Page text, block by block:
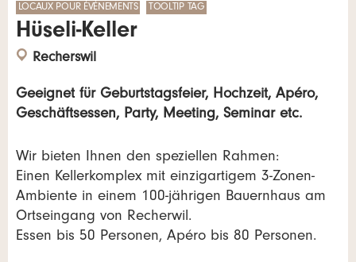
LOCAUX POUR ÉVÉNEMENTS TOOLTIP TAG
Hüseli-Keller
Recherswil
Geeignet für Geburtstagsfeier, Hochzeit, Apéro,
Geschäftsessen, Party, Meeting, Seminar etc.
Wir bieten Ihnen den speziellen Rahmen:
Einen Kellerkomplex mit einzigartigem 3-Zonen-
Ambiente in einem 100-jährigen Bauernhaus am
Ortseingang von Recherwil.
Essen bis 50 Personen, Apéro bis 80 Personen.